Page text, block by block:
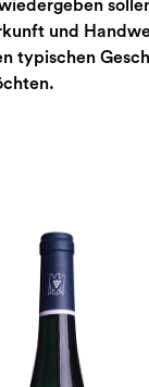
und
typischen